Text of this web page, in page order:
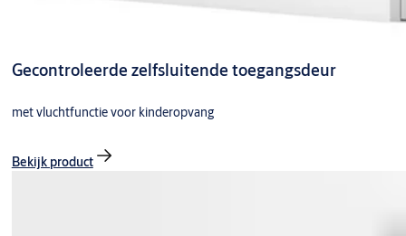
Gecontroleerde zelfsluitende toegangsdeur
met vluchtfunctie voor kinderopvang
Bekijk product